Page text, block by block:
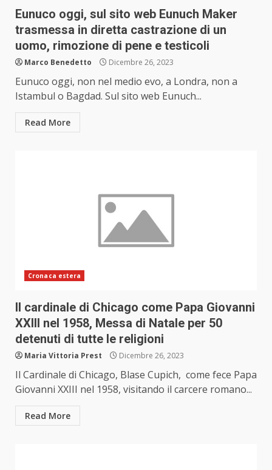
Eunuco oggi, sul sito web Eunuch Maker
trasmessa in diretta castrazione di un
uomo, rimozione di pene e testicoli
Marco Benedetto Dicembre 26, 2023
Eunuco oggi, non nel medio evo, a Londra, non a
Istambul o Bagdad. Sul sito web Eunuch...
Read More
Cronaca estera
Il cardinale di Chicago come Papa Giovanni
XXIII nel 1958, Messa di Natale per 50
detenuti di tutte le religioni
Maria Vittoria Prest Dicembre 26, 2023
Il Cardinale di Chicago, Blase Cupich, come fece Papa
Giovanni XXIII nel 1958, visitando il carcere romano...
Read More